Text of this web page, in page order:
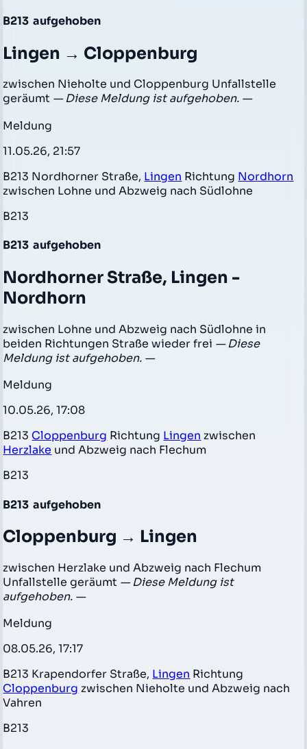
B213 aufgehoben
Lingen → Cloppenburg
zwischen Nieholte und Cloppenburg Unfallstelle
geräumt — Diese Meldung ist aufgehoben. —
Meldung
11.05.26, 21:57
B213 Nordhorner Straße, Lingen Richtung Nordhorn
zwischen Lohne und Abzweig nach Südlohne
B213
B213 aufgehoben
Nordhorner Straße, Lingen -
Nordhorn
zwischen Lohne und Abzweig nach Südlohne in
beiden Richtungen Straße wieder frei — Diese
Meldung ist aufgehoben. —
Meldung
10.05.26, 17:08
B213 Cloppenburg Richtung Lingen zwischen
Herzlake und Abzweig nach Flechum
B213
B213 aufgehoben
Cloppenburg → Lingen
zwischen Herzlake und Abzweig nach Flechum
Unfallstelle geräumt — Diese Meldung ist
aufgehoben. —
Meldung
08.05.26, 17:17
B213 Krapendorfer Straße, Lingen Richtung
Cloppenburg zwischen Nieholte und Abzweig nach
Vahren
B213